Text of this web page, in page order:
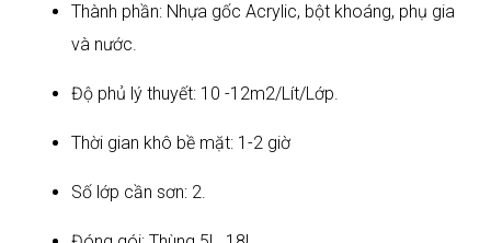
Thành phần: Nhựa gốc Acrylic, bột khoáng, phụ gia
và nước.
Độ phủ lý thuyết: 10 -12m2/Lít/Lớp.
Thời gian khô bề mặt: 1-2 giờ
Số lớp cần sơn: 2.